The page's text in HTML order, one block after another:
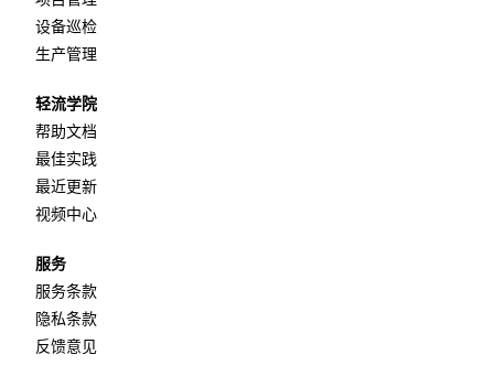
设备巡检
生产管理
轻流学院
帮助文档
最佳实践
最近更新
视频中心
服务
服务条款
隐私条款
反馈意见